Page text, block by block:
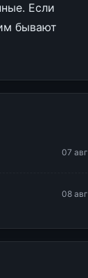
Если
бывают
07 авг
08 авг